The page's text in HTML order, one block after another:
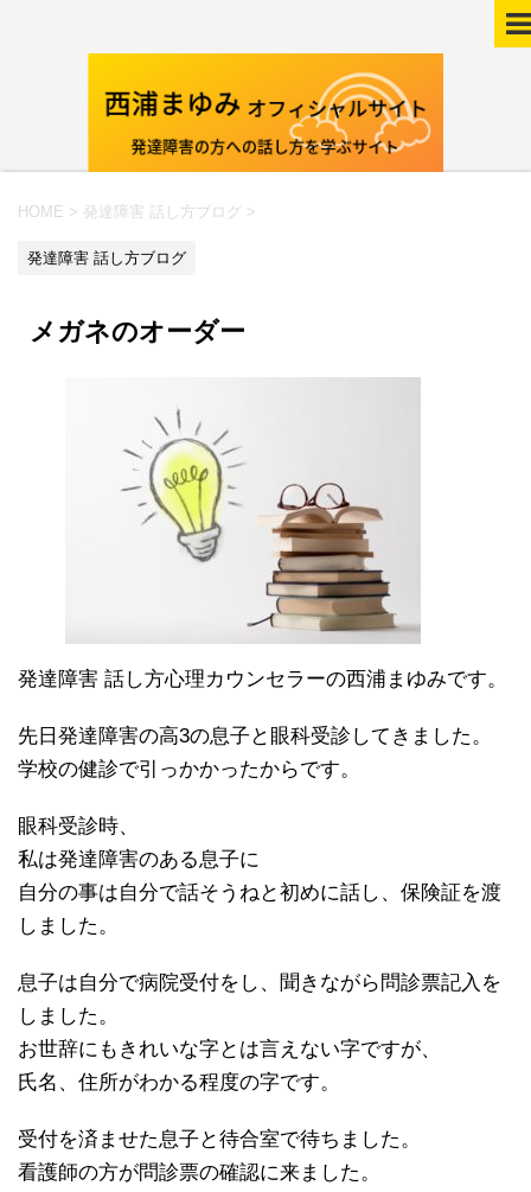
HOME > 発達障害 話し方ブログ >
発達障害 話し方ブログ
メガネのオーダー
発達障害 話し方心理カウンセラーの西浦まゆみです。
先日発達障害の高3の息子と眼科受診してきました。
学校の健診で引っかかったからです。
眼科受診時、
私は発達障害のある息子に
自分の事は自分で話そうねと初めに話し、保険証を渡
しました。
息子は自分で病院受付をし、聞きながら問診票記入を
しました。
お世辞にもきれいな字とは言えない字ですが、
氏名、住所がわかる程度の字です。
受付を済ませた息子と待合室で待ちました。
看護師の方が問診票の確認に来ました。